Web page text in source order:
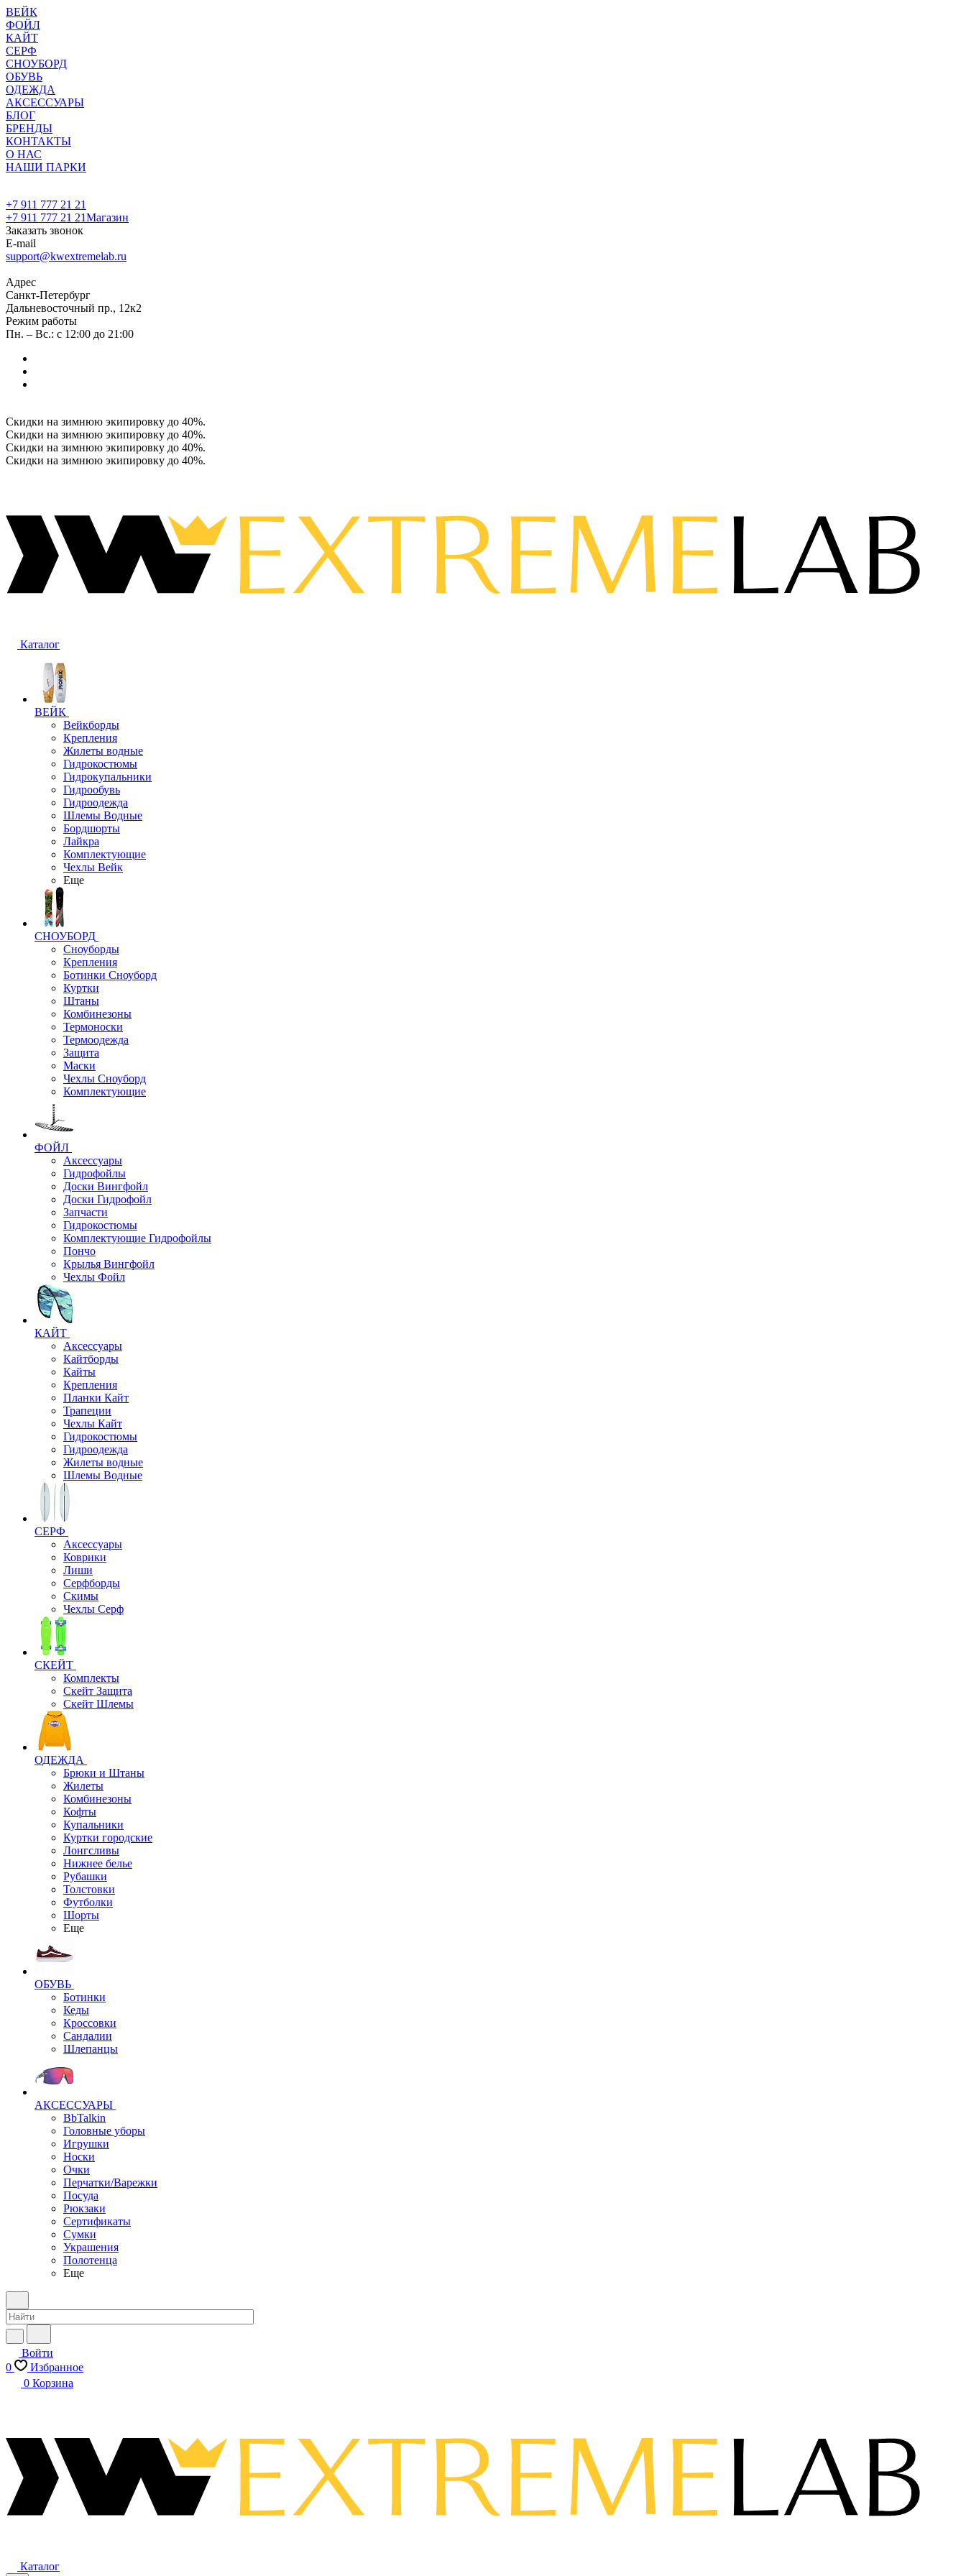
ВЕЙК
ФОЙЛ
КАЙТ
СЕРФ
СНОУБОРД
ОБУВЬ
ОДЕЖДА
АКСЕССУАРЫ
БЛОГ
БРЕНДЫ
КОНТАКТЫ
О НАС
НАШИ ПАРКИ
+7 911 777 21 21
+7 911 777 21 21Магазин
Заказать звонок
E-mail
support@kwextremelab.ru
Адрес
Санкт-Петербург
Дальневосточный пр., 12к2
Режим работы
Пн. – Вс.: с 12:00 до 21:00
Скидки на зимнюю экипировку до 40%.
Скидки на зимнюю экипировку до 40%.
Скидки на зимнюю экипировку до 40%.
Скидки на зимнюю экипировку до 40%.
Каталог
ВЕЙК
Вейкборды
Крепления
Жилеты водные
Гидрокостюмы
Гидрокупальники
Гидрообувь
Гидроодежда
Шлемы Водные
Бордшорты
Лайкра
Комплектующие
Чехлы Вейк
Еще
СНОУБОРД
Сноуборды
Крепления
Ботинки Сноуборд
Куртки
Штаны
Комбинезоны
Термоноски
Термоодежда
Защита
Маски
Чехлы Сноуборд
Комплектующие
ФОЙЛ
Аксессуары
Гидрофойлы
Доски Вингфойл
Доски Гидрофойл
Запчасти
Гидрокостюмы
Комплектующие Гидрофойлы
Пончо
Крылья Вингфойл
Чехлы Фойл
КАЙТ
Аксессуары
Кайтборды
Кайты
Крепления
Планки Кайт
Трапеции
Чехлы Кайт
Гидрокостюмы
Гидроодежда
Жилеты водные
Шлемы Водные
СЕРФ
Аксессуары
Коврики
Лиши
Серфборды
Скимы
Чехлы Cерф
СКЕЙТ
Комплекты
Скейт Защита
Скейт Шлемы
ОДЕЖДА
Брюки и Штаны
Жилеты
Комбинезоны
Кофты
Купальники
Куртки городские
Лонгсливы
Нижнее белье
Рубашки
Толстовки
Футболки
Шорты
Еще
ОБУВЬ
Ботинки
Кеды
Кроссовки
Сандалии
Шлепанцы
АКСЕССУАРЫ
BbTalkin
Головные уборы
Игрушки
Носки
Очки
Перчатки/Варежки
Посуда
Рюкзаки
Сертификаты
Сумки
Украшения
Полотенца
Еще
Войти
0
Избранное
0 Корзина
Каталог